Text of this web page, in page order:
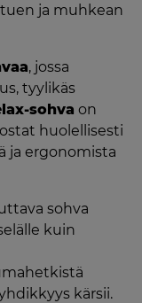
ja muhkean
, jossa
tyylikäs
sohva on
huolellisesti
ja ergonomista
sohva
kuin
kärsii.